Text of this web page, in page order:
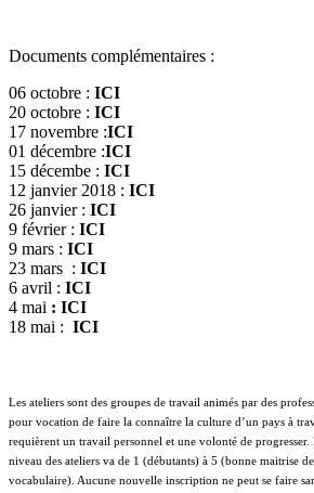
Documents complémentaires :
06 octobre : ICI
20 octobre : ICI
17 novembre :ICI
01 décembre :ICI
15 décembe : ICI
12 janvier 2018 : ICI
26 janvier : ICI
9 février : ICI
9 mars : ICI
23 mars : ICI
6 avril : ICI
4 mai : ICI
18 mai : ICI
Les ateliers sont des groupes de travail animés par des
pour vocation de faire la connaître la culture d’un pays à
requièrent un travail personnel et une volonté de progresser.
niveau des ateliers va de 1 (débutants) à 5 (bonne maitrise
vocabulaire). Aucune nouvelle inscription ne peut se faire